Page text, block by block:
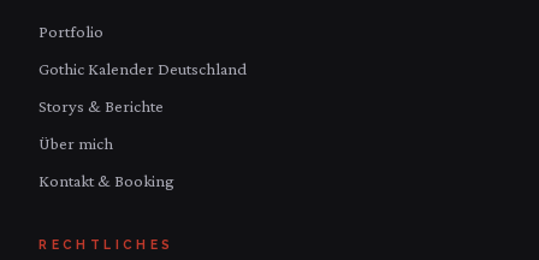
Portfolio
Gothic Kalender Deutschland
Storys & Berichte
Über mich
Kontakt & Booking
RECHTLICHES